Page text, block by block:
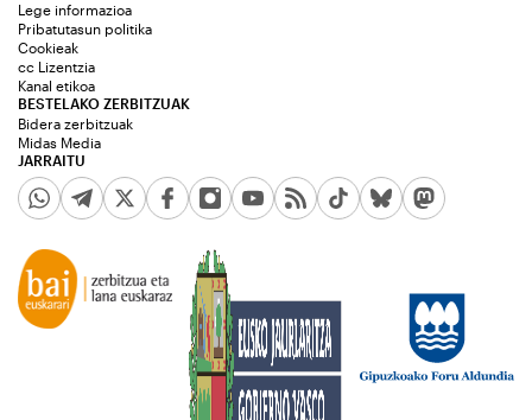
JARRAITU
Lege informazioa
Pribatutasun politika
Cookieak
cc Lizentzia
Kanal etikoa
BESTELAKO ZERBITZUAK
Bidera zerbitzuak
Midas Media